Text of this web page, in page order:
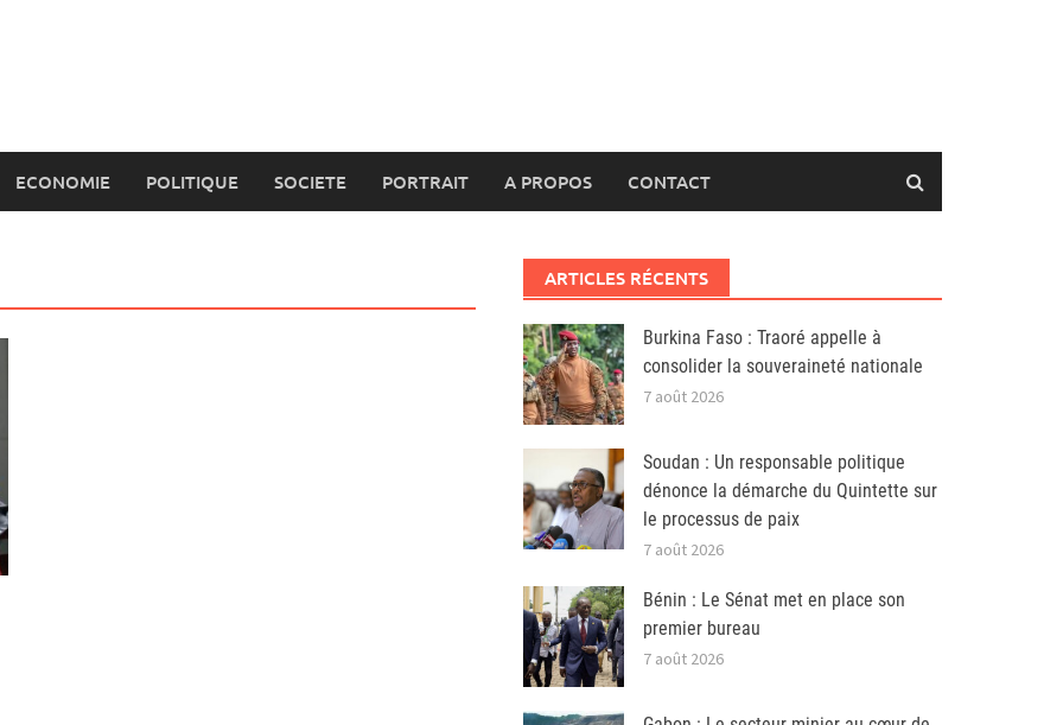
ECONOMIE POLITIQUE SOCIETE PORTRAIT A PROPOS CONTACT
ARTICLES RÉCENTS
Burkina Faso : Traoré appelle à
consolider la souveraineté nationale
7 août 2026
Soudan : Un responsable politique
dénonce la démarche du Quintette sur
le processus de paix
7 août 2026
Bénin : Le Sénat met en place son
premier bureau
7 août 2026